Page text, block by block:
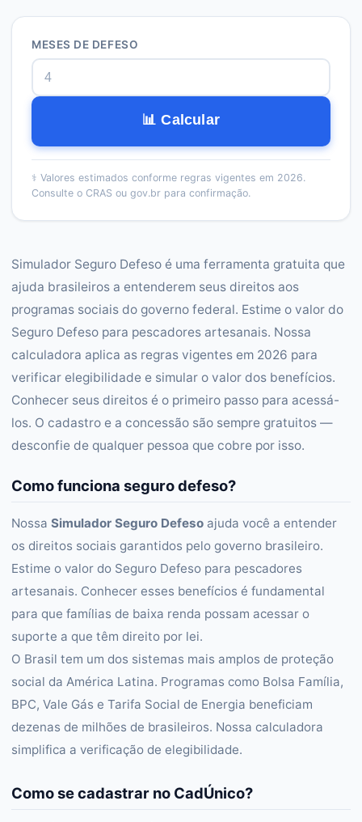
MESES DE DEFESO
📊 Calcular
⚕️ Valores estimados conforme regras vigentes em 2026.
Consulte o CRAS ou gov.br para confirmação.
Simulador Seguro Defeso é uma ferramenta gratuita que
ajuda brasileiros a entenderem seus direitos aos
programas sociais do governo federal. Estime o valor do
Seguro Defeso para pescadores artesanais. Nossa
calculadora aplica as regras vigentes em 2026 para
verificar elegibilidade e simular o valor dos benefícios.
Conhecer seus direitos é o primeiro passo para acessá-
los. O cadastro e a concessão são sempre gratuitos —
desconfie de qualquer pessoa que cobre por isso.
Como funciona seguro defeso?
Nossa Simulador Seguro Defeso ajuda você a entender
os direitos sociais garantidos pelo governo brasileiro.
Estime o valor do Seguro Defeso para pescadores
artesanais. Conhecer esses benefícios é fundamental
para que famílias de baixa renda possam acessar o
suporte a que têm direito por lei.
O Brasil tem um dos sistemas mais amplos de proteção
social da América Latina. Programas como Bolsa Família,
BPC, Vale Gás e Tarifa Social de Energia beneficiam
dezenas de milhões de brasileiros. Nossa calculadora
simplifica a verificação de elegibilidade.
Como se cadastrar no CadÚnico?